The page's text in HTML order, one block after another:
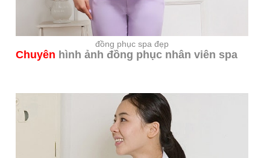
đồng phục spa đẹp
Chuyên hình ảnh đồng phục nhân viên spa